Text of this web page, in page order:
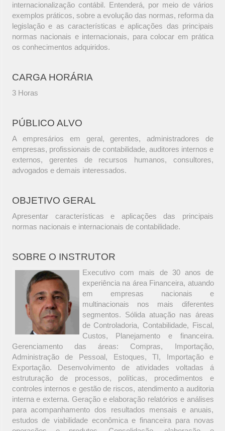
internacionalização contábil. Entenderá, por meio de vários
exemplos práticos, sobre a evolução das normas, reforma da
legislação e as características e aplicações das principais
normas nacionais e internacionais, para colocar em prática
os conhecimentos adquiridos.
CARGA HORÁRIA
3 Horas
PÚBLICO ALVO
A empresários em geral, gerentes, administradores de
empresas, profissionais de contabilidade, auditores internos e
externos, gerentes de recursos humanos, consultores,
advogados e demais interessados.
OBJETIVO GERAL
Apresentar características e aplicações das principais
normas nacionais e internacionais de contabilidade.
SOBRE O INSTRUTOR
Executivo com mais de 30 anos de
experiência na área Financeira, atuando
em empresas nacionais e
multinacionais nos mais diferentes
segmentos. Sólida atuação nas áreas
de Controladoria, Contabilidade, Fiscal,
Custos, Planejamento e financeira.
Gerenciamento das áreas: Compras, Importação,
Administração de Pessoal, Estoques, TI, Importação e
Exportação. Desenvolvimento de atividades voltadas á
estruturação de processos, políticas, procedimentos e
controles internos e gestão de riscos, atendimento a auditoria
interna e externa. Geração e elaboração relatórios e análises
para acompanhamento dos resultados mensais e anuais,
estudos de viabilidade econômica e financeira para novas